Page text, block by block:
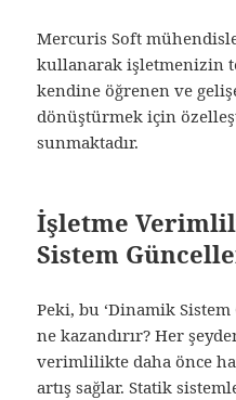
Mercuris Soft
kullanarak işletmenizin
kendine öğrenen ve
dönüştürmek için
sunmaktadır.
İşletme
Sistem
Peki, bu ‘Dinamik
ne kazandırır? Her
verimlilikte daha önce
artış sağlar. Statik